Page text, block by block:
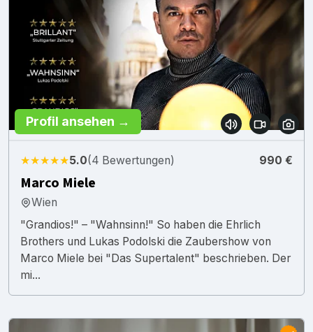
Profil ansehen →
★★★★★5.0(4 Bewertungen) 990 €
Marco Miele
Wien
"Grandios!" – "Wahnsinn!" So haben die Ehrlich
Brothers und Lukas Podolski die Zaubershow von
Marco Miele bei "Das Supertalent" beschrieben. Der
mi...